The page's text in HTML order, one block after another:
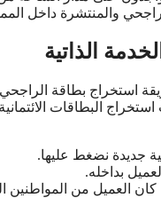
والمنتشرة داخل
الذاتية
استخراج بطاقة
البطاقات
جديدة نضغط عليها.
بداخله.
كان العميل من